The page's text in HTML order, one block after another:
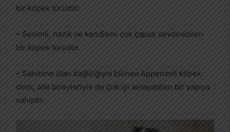
bir köpek türüdür.
– Sevimli, nazik ve kendisini çok çabuk sevdirebilen
bir köpek türüdür.
– Sahibine olan bağlılığıyla bilinen Appenzell köpek
cinsi, aile bireyleriyle de çok iyi anlaşabilen bir yapıya
sahiptir.